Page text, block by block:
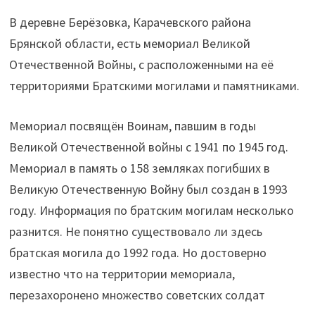
В деревне Берёзовка, Карачевского района
Брянской области, есть мемориал Великой
Отечественной Войны, с расположенными на её
территориями Братскими могилами и памятниками.
Мемориал посвящён Воинам, павшим в годы
Великой Отечественной войны с 1941 по 1945 год.
Мемориал в память о 158 земляках погибших в
Великую Отечественную Войну был создан в 1993
году. Информация по братским могилам несколько
разнится. Не понятно существовало ли здесь
братская могила до 1992 года. Но достоверно
известно что на территории мемориала,
перезахоронено множество советских солдат